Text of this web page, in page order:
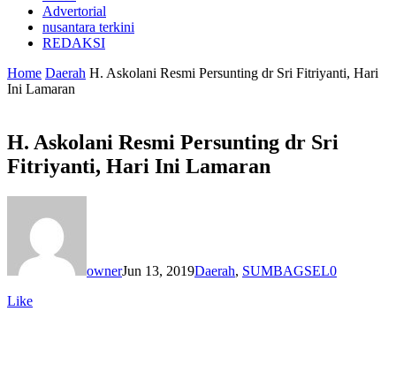
Advertorial
nusantara terkini
REDAKSI
Home Daerah H. Askolani Resmi Persunting dr Sri Fitriyanti, Hari
Ini Lamaran
H. Askolani Resmi Persunting dr Sri
Fitriyanti, Hari Ini Lamaran
ownerJun 13, 2019Daerah, SUMBAGSEL0
Like